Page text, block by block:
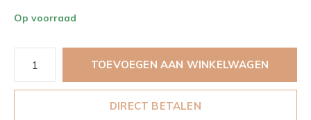
Op voorraad
TOEVOEGEN AAN WINKELWAGEN
DIRECT BETALEN